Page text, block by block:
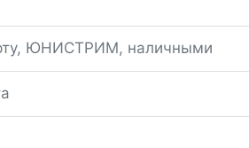
ЮНИСТРИМ, наличными